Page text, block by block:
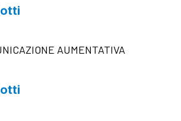
AUMENTATIVA